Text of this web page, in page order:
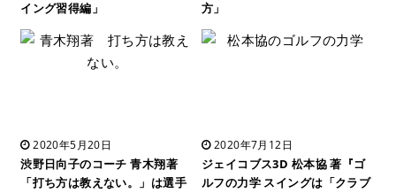
イング習得編」
方」
2020年5月20日
渋野日向子のコーチ 青木翔著
「打ち方は教えない。」は選手
2020年7月12日
ジェイコブス3D 松本協 著『ゴ
ルフの力学 スイングは「クラブ